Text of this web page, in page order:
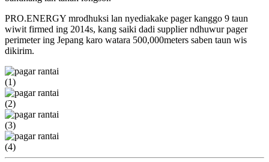
PRO.ENERGY mrodhuksi lan nyediakake pager kanggo 9 taun
wiwit firmed ing 2014s, kang saiki dadi supplier ndhuwur pager
perimeter ing Jepang karo watara 500,000meters saben taun wis
dikirim.